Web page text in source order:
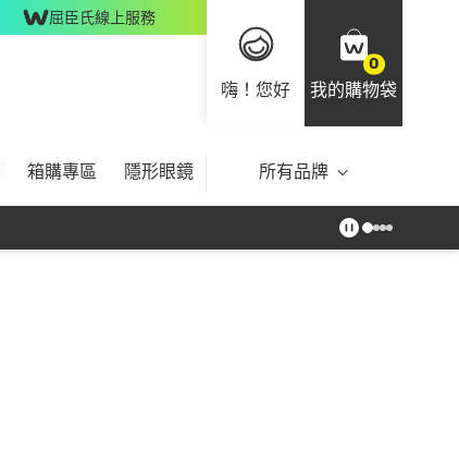
屈臣氏線上服務
嗨！您好
0
我的購物袋
箱購專區 隱形眼鏡 所有品牌